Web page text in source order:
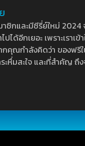
ชิกและมีซีรี่ย์ใหม่
ไปได้อีกเยอะ เพราะเร
กคุณกำลังคิดว่า ของฟ
ะหึ่มสะใจ และที่สำคัญ